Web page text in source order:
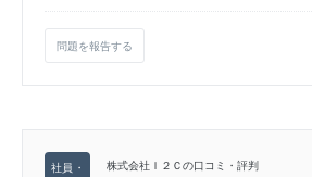
問題を報告する
株式会社Ｉ２Ｃの口コミ・評判